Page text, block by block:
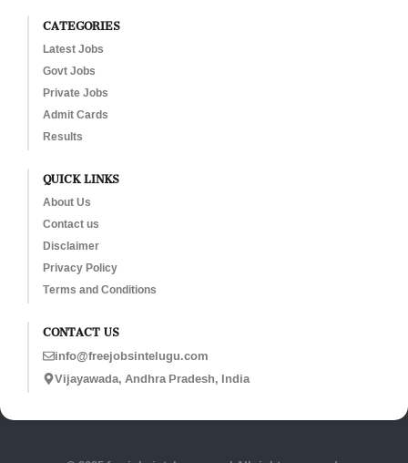
CATEGORIES
Latest Jobs
Govt Jobs
Private Jobs
Admit Cards
Results
QUICK LINKS
About Us
Contact us
Disclaimer
Privacy Policy
Terms and Conditions
CONTACT US
info@freejobsintelugu.com
Vijayawada, Andhra Pradesh, India